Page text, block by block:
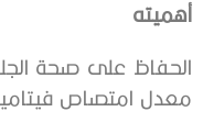
أهميته
الحفاظ على صحة
معدل امتصاص